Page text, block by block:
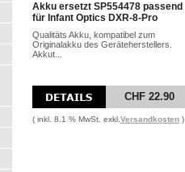
Akku ersetzt SP554478 passend
für Infant Optics DXR-8-Pro
Qualitäts Akku, kompatibel zum
Originalakku des Geräteherstellers.
Akkut...
CHF 22.90
( inkl. 8.1 % MwSt. exkl. Versandkosten )